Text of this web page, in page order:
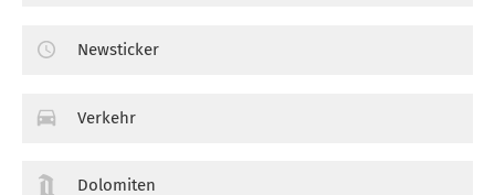
Newsticker
Verkehr
Dolomiten